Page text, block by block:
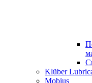
Klüber
Mobius